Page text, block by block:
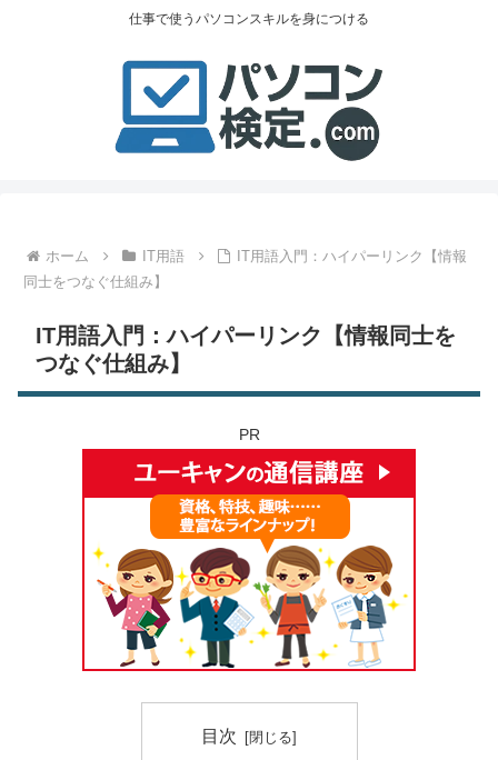
仕事で使うパソコンスキルを身につける
ホーム IT用語
IT用語入門：ハイパーリンク【情報
同士をつなぐ仕組み】
IT用語入門：ハイパーリンク【情報同士を
つなぐ仕組み】
PR
目次